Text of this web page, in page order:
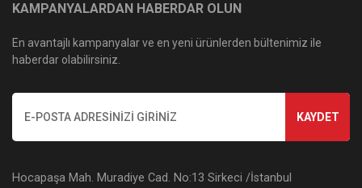
KAMPANYALARDAN HABERDAR OLUN
En avantajlı kampanyalar ve en yeni ürünlerden bültenimiz ile
haberdar olabilirsiniz.
KAYDET
Hocapaşa Mah. Muradiye Cad. No:13 Sirkeci /İstanbul